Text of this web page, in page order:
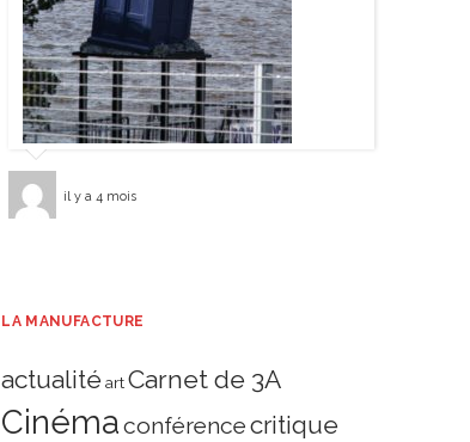
il y a 4 mois
LA MANUFACTURE
actualité art Carnet de 3A
Cinémaconférencecritique